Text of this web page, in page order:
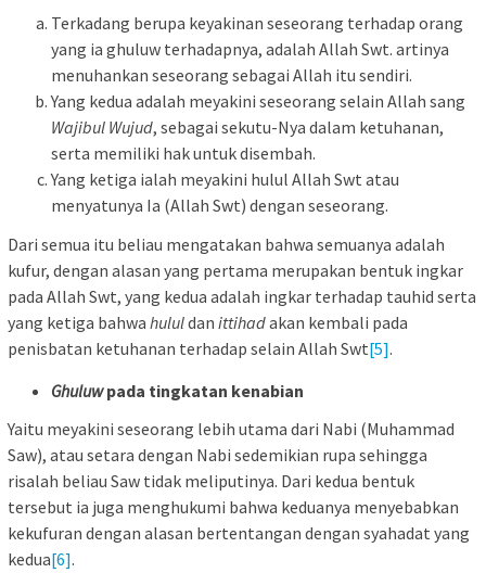
Terkadang berupa keyakinan seseorang terhadap orang
yang ia ghuluw terhadapnya, adalah Allah Swt. artinya
menuhankan seseorang sebagai Allah itu sendiri.
Yang kedua adalah meyakini seseorang selain Allah sang
Wajibul Wujud, sebagai sekutu-Nya dalam ketuhanan,
serta memiliki hak untuk disembah.
Yang ketiga ialah meyakini hulul Allah Swt atau
menyatunya Ia (Allah Swt) dengan seseorang.
Dari semua itu beliau mengatakan bahwa semuanya adalah
kufur, dengan alasan yang pertama merupakan bentuk ingkar
pada Allah Swt, yang kedua adalah ingkar terhadap tauhid serta
yang ketiga bahwa hululdan ittihadakan kembali pada
penisbatan ketuhanan terhadap selain Allah Swt[5].
Ghuluwpada tingkatan kenabian
Yaitu meyakini seseorang lebih utama dari Nabi (Muhammad
Saw), atau setara dengan Nabi sedemikian rupa sehingga
risalah beliau Saw tidak meliputinya. Dari kedua bentuk
tersebut ia juga menghukumi bahwa keduanya menyebabkan
kekufuran dengan alasan bertentangan dengan syahadat yang
kedua[6].